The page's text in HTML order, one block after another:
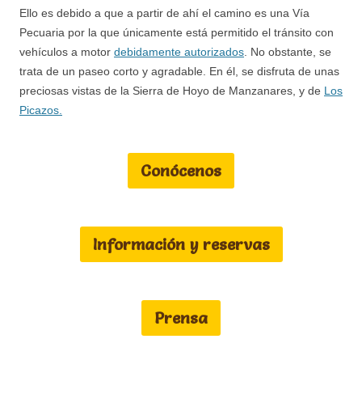
Ello es debido a que a partir de ahí el camino es una Vía
Pecuaria por la que únicamente está permitido el tránsito con
vehículos a motor debidamente autorizados . No obstante, se
trata de un paseo corto y agradable. En él, se disfruta de unas
preciosas vistas de la Sierra de Hoyo de Manzanares, y de Los
Picazos.
Conócenos
Información y reservas
Prensa